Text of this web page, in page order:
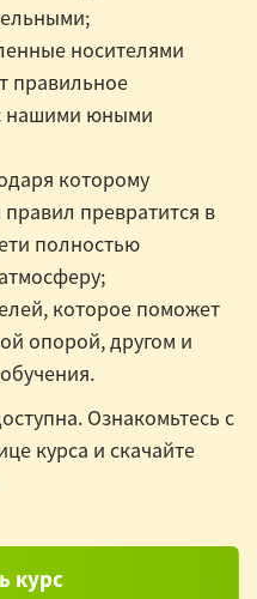
носителями
правильное
нашими юными
которому
превратится в
полностью
которое поможет
опорой, другом и
Ознакомьтесь с
курса и скачайте
курс